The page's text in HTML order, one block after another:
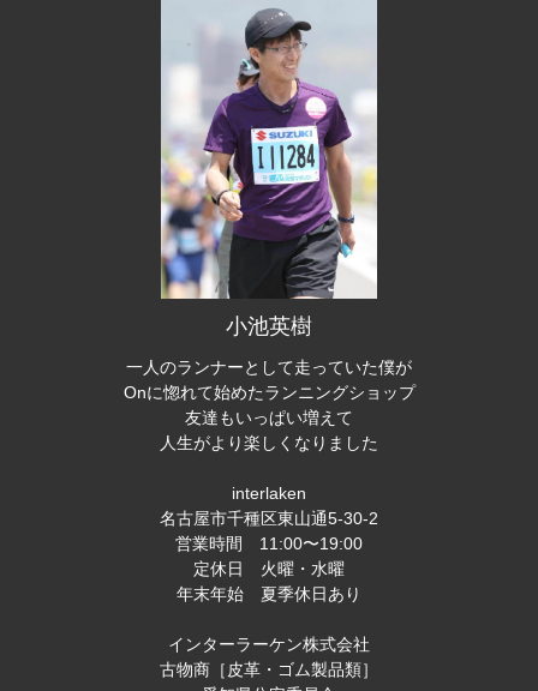
小池英樹
一人のランナーとして走っていた僕が
Onに惚れて始めたランニングショップ
友達もいっぱい増えて
人生がより楽しくなりました
interlaken
名古屋市千種区東山通5-30-2
営業時間 11:00〜19:00
定休日 火曜・水曜
年末年始 夏季休日あり
インターラーケン株式会社
古物商［皮革・ゴム製品類］